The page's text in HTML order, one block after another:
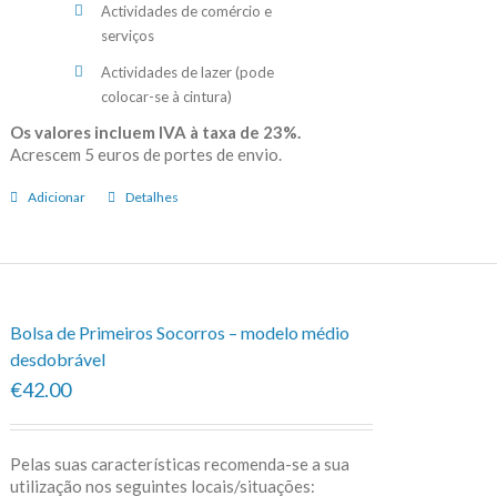
Actividades de comércio e
serviços
Actividades de lazer (pode
colocar-se à cintura)
Os valores incluem IVA à taxa de 23%.
Acrescem 5 euros de portes de envio.
Adicionar Detalhes
Bolsa de Primeiros Socorros – modelo médio
desdobrável
€42.00
Pelas suas características recomenda-se a sua
utilização nos seguintes locais/situações: